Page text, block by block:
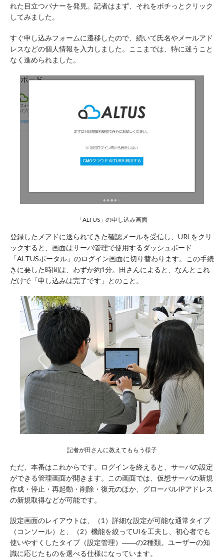
れた目立つバナーを発見。記者はまず、それをポチっとクリック
してみました。
すぐ申し込みフォームに遷移したので、続いて氏名やメールアド
レスなどの個人情報を入力しました。ここまでは、特に迷うこと
なく進められました。
「ALTUS」の申し込み画面
登録したメアドに送られてきた確認メールを受信し、URLをクリ
ックすると、画面はサーバ管理で使用するダッシュボード
「ALTUSポータル」のログイン画面に切り替わります。この手続
きに要した時間は、わずか約1分。田さんによると、なんとこれ
だけで「申し込みは完了です」とのこと。
記者が田さんに教えてもらう様子
ただ、本番はこれからです。ログインを終えると、サーバの設定
ができる管理画面が開きます。この画面では、仮想サーバの新規
作成・停止・再起動・削除・復元のほか、グローバルIPアドレス
の新規取得などが可能です。
設定画面のレイアウトは、（1）詳細な設定が可能な通常タイプ
（コンソール）と、（2）機能を絞ってUIを工夫し、初心者でも
使いやすくしたタイプ（設定管理）――の2種類。ユーザーの知
識に応じたものを選べる仕様になっています。